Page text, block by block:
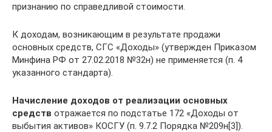
признанию по справедливой стоимости.
К доходам, возникающим в результате продажи
основных средств, СГС «Доходы» (утвержден Приказом
Минфина РФ от 27.02.2018 №32н) не применяется (п. 4
указанного стандарта).
Начисление доходов от реализации основных
средств отражается по подстатье 172 «Доходы от
выбытия активов» КОСГУ (п. 9.7.2 Порядка №209н[3]).